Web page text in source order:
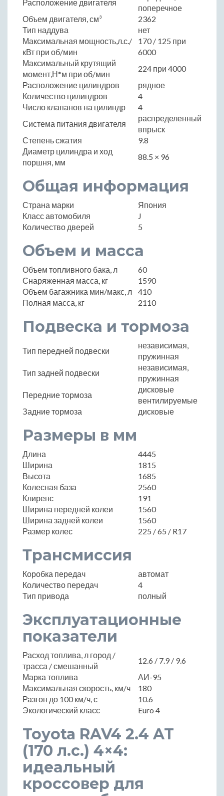
Расположение двигателя
поперечное
Объем двигателя, см³
2362
Тип наддува
нет
Максимальная мощность,л.с./
кВт при об/мин
170 / 125 при
6000
Максимальный крутящий
момент,Н*м при об/мин
224 при 4000
Расположение цилиндров
рядное
Количество цилиндров
4
Число клапанов на цилиндр
4
Система питания двигателя
распределенный
впрыск
Степень сжатия
9.8
Диаметр цилиндра и ход
поршня, мм
88.5 × 96
Общая информация
Страна марки
Япония
Класс автомобиля
J
Количество дверей
5
Объем и масса
Объем топливного бака, л
60
Снаряженная масса, кг
1590
Объем багажника мин/макс, л
410
Полная масса, кг
2110
Подвеска и тормоза
Тип передней подвески
независимая,
пружинная
Тип задней подвески
независимая,
пружинная
Передние тормоза
дисковые
вентилируемые
Задние тормоза
дисковые
Размеры в мм
Длина
4445
Ширина
1815
Высота
1685
Колесная база
2560
Клиренс
191
Ширина передней колеи
1560
Ширина задней колеи
1560
Размер колес
225 / 65 / R17
Трансмиссия
Коробка передач
автомат
Количество передач
4
Тип привода
полный
Эксплуатационные
показатели
Расход топлива, л город /
трасса / смешанный
12.6 / 7.9 / 9.6
Марка топлива
АИ-95
Максимальная скорость, км/ч
180
Разгон до 100 км/ч, с
10.6
Экологический класс
Euro 4
Toyota RAV4 2.4 AT
(170 л.с.) 4×4:
идеальный
кроссовер для